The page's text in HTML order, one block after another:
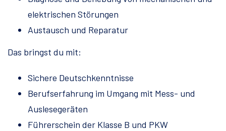
elektrischen Störungen
Austausch und Reparatur
Das bringst du mit:
Sichere Deutschkenntnisse
Berufserfahrung im Umgang mit Mess- und
Auslesegeräten
Führerschein der Klasse B und PKW